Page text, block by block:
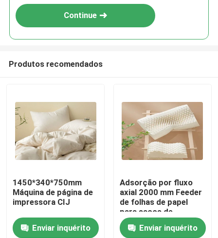
Para casa
Continue
Produtos recomendados
1450*340*750mm
Máquina de página de
impressora CIJ
Enviar inquérito
Adsorção por fluxo
axial 2000 mm Feeder
de folhas de papel
para sacos de
plástico
Enviar inquérito